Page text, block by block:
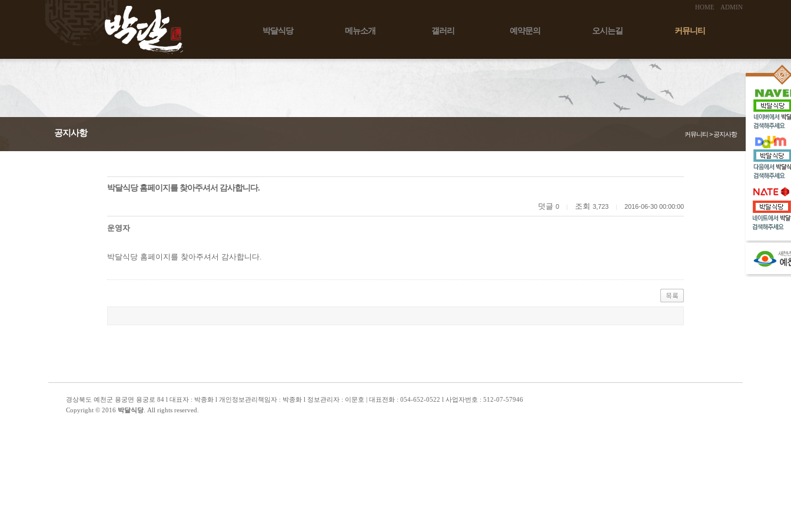
HOME ADMIN
박달식당 메뉴소개 갤러리 예약문의 오시는길 커뮤니티
공지사항 커뮤니티 > 공지사항
박달식당 홈페이지를 찾아주셔서 감사합니다.
덧글 0 조회 3,723 2016-06-30 00:00:00
운영자
박달식당 홈페이지를 찾아주셔서 감사합니다.
경상북도 예천군 용궁면 용궁로 84 l 대표자 : 박종화 l 개인정보관리책임자 : 박종화 l 정보관리자 : 이문호 | 대표전화 : 054-652-0522 l 사업자번호 : 512-07-57946
Copyright © 2016 박달식당 . All rights reserved.